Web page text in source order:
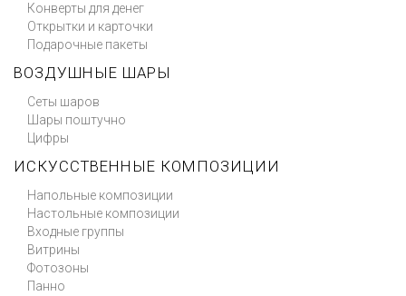
Конверты для денег
Открытки и карточки
Подарочные пакеты
ВОЗДУШНЫЕ ШАРЫ
Сеты шаров
Шары поштучно
Цифры
ИСКУССТВЕННЫЕ КОМПОЗИЦИИ
Напольные композиции
Настольные композиции
Входные группы
Витрины
Фотозоны
Панно